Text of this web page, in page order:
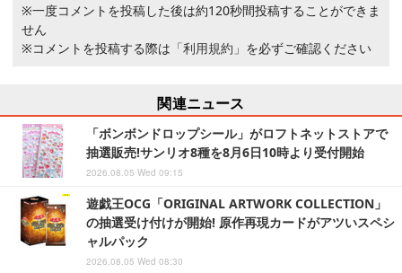
※一度コメントを投稿した後は約120秒間投稿することができま
せん
※コメントを投稿する際は 「利用規約」 を必ずご確認ください
関連ニュース
「ボンボンドロップシール」がロフトネットストアで
抽選販売!サンリオ8種を8月6日10時より受付開始
2026.08.05 Wed 09:15
遊戯王OCG「ORIGINAL ARTWORK COLLECTION」
の抽選受け付けが開始! 原作再現カードがアツいスペシ
ャルパック
2026.08.05 Wed 08:30